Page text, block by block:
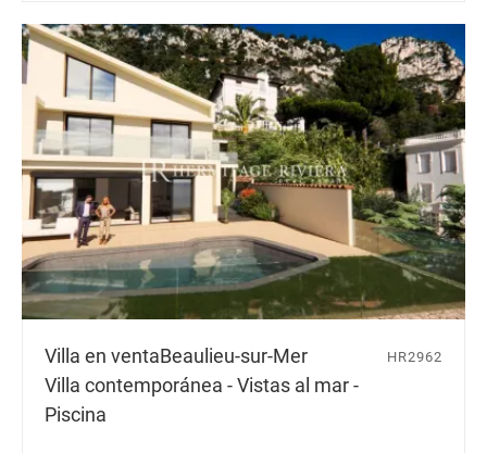
Villa en ventaBeaulieu-sur-Mer
Villa contemporánea - Vistas al mar -
Piscina
HR2962